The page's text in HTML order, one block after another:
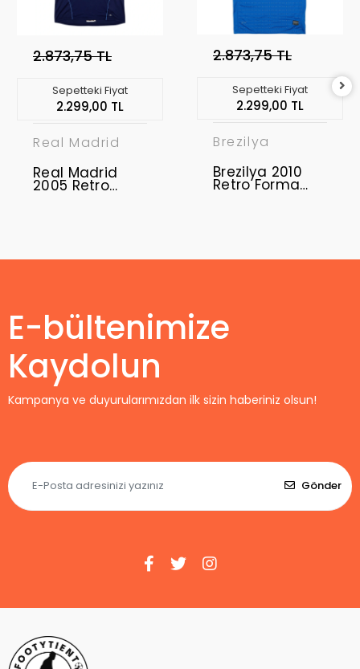
2.873,75 TL
Sepetteki Fiyat
2.299,00 TL
Real Madrid
Real Madrid
2005 Retro
2.873,75 TL
Sepetteki Fiyat
2.299,00 TL
Brezilya
Brezilya 2010
Retro Forma
E-bültenimize
Kaydolun
Kampanya ve duyurularımızdan ilk sizin haberiniz olsun!
Gönder